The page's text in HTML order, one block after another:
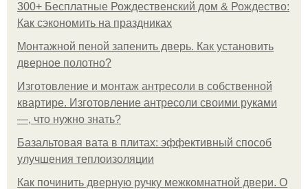
300+ Бесплатные Рождественский дом & Рождество:
Как сэкономить на праздниках
Монтажной пеной запенить дверь. Как установить
дверное полотно?
Изготовление и монтаж антресоли в собственной
квартире. Изготовление антресоли своими руками
—, что нужно знать?
Базальтовая вата в плитах: эффективный способ
улучшения теплоизоляции
Как починить дверную ручку межкомнатной двери. О